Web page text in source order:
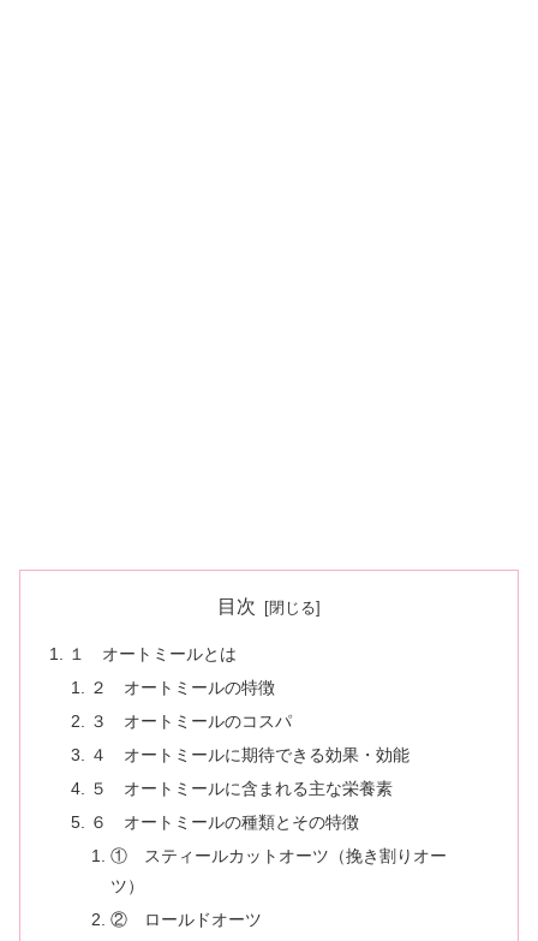
目次
１ オートミールとは
２ オートミールの特徴
３ オートミールのコスパ
４ オートミールに期待できる効果・効能
５ オートミールに含まれる主な栄養素
６ オートミールの種類とその特徴
① スティールカットオーツ（挽き割りオー
ツ）
② ロールドオーツ